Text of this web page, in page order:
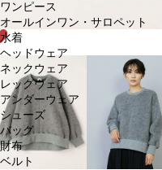
ワンピース
オールインワン・サロペット
水着
ヘッドウェア
ネックウェア
レッグウェア
アンダーウェア
シューズ
バッグ
財布
ベルト